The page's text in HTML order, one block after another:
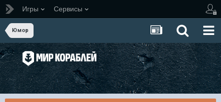
Игры Сервисы
Юмор